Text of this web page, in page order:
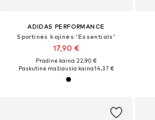
ADIDAS PERFORMANCE
Sportinės kojinės 'Essentials'
17,90 €
Pradinė kaina: 22,90 €
Paskutinė mažiausia kaina:14,37 €